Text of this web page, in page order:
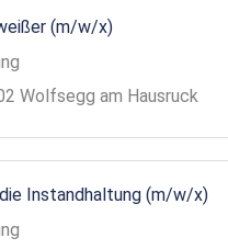
(m/w/x)
Wolfsegg am Hausruck
Instandhaltung (m/w/x)